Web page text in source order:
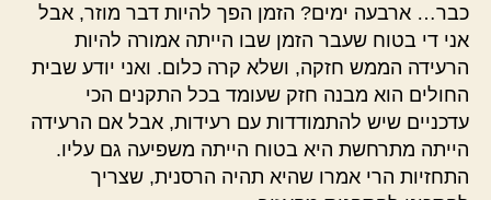
כבר… ארבעה ימים? הזמן הפך להיות דבר מוזר, אבל
אני די בטוח שעבר הזמן שבו הייתה אמורה להיות
הרעידה הממש חזקה, ושלא קרה כלום. ואני יודע שבית
החולים הוא מבנה חזק שעומד בכל התקנים הכי
עדכניים שיש להתמודדות עם רעידות, אבל אם הרעידה
הייתה מתרחשת היא בטוח הייתה משפיעה גם עליו.
התחזיות הרי אמרו שהיא תהיה הרסנית, שצריך